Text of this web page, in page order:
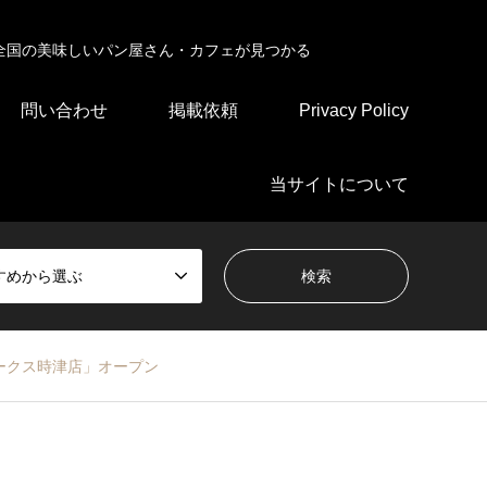
の美味しいパン屋さん・カフェが見つかる
問い合わせ 掲載依頼 Privacy Policy
当サイトについて
めから選ぶ
ス時津店」オープン